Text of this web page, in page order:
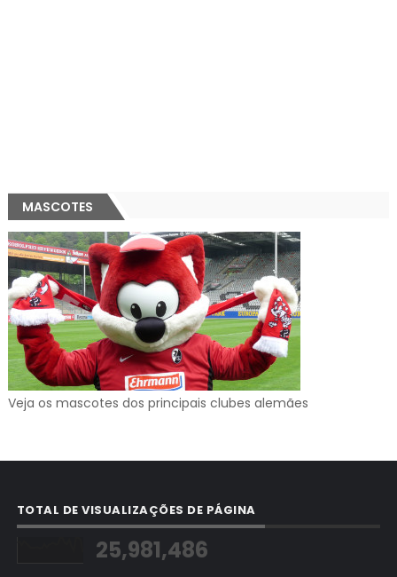
MASCOTES
Veja os mascotes dos principais clubes alemães
TOTAL DE VISUALIZAÇÕES DE PÁGINA
25,981,486